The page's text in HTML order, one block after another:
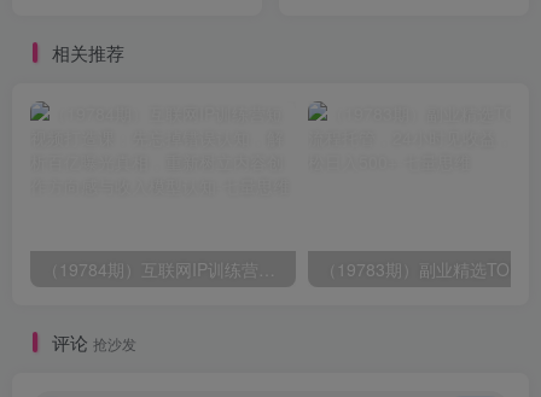
相关推荐
（19784期）互联网IP训练营短视频打造课；先忘掉错误认知，解析百亿曝光真相，重新树立内容创作方向感与收入模型认知
评论 抢沙发